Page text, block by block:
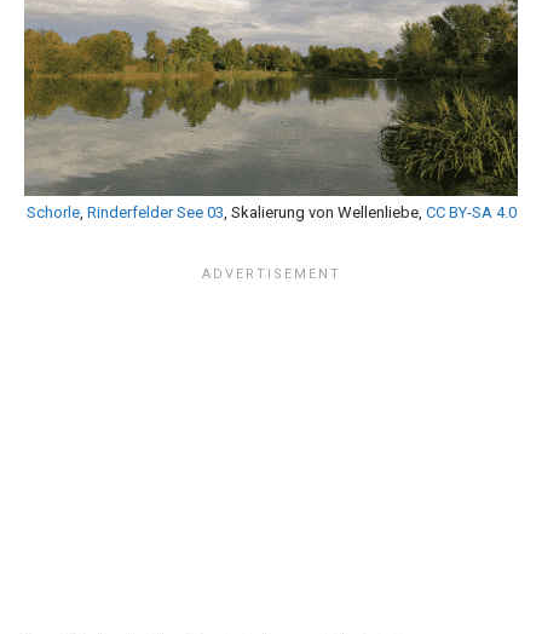
Schorle, Rinderfelder See 03 , Skalierung von Wellenliebe, CC BY-SA 4.0